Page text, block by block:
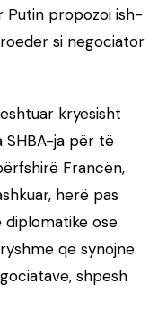
Putin propozoi ish-
si negociator
kryesisht
SHBA-ja për të
Francën,
herë pas
ose
që synojnë
shpesh